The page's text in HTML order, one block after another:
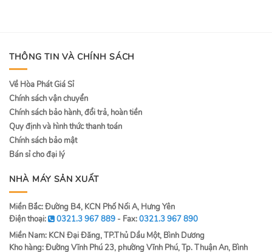
THÔNG TIN VÀ CHÍNH SÁCH
Về Hòa Phát Giá Sỉ
Chính sách vận chuyển
Chính sách bảo hành, đổi trả, hoàn tiền
Quy định và hình thức thanh toán
Chính sách bảo mật
Bán sỉ cho đại lý
NHÀ MÁY SẢN XUẤT
Miền Bắc: Đường B4, KCN Phố Nối A, Hưng Yên
Điện thoại:
0321.3 967 889 - Fax:0321.3 967 890
Miền Nam: KCN Đại Đăng, TP.Thủ Dầu Một, Bình Dương
Kho hàng: Đường Vĩnh Phú 23, phường Vĩnh Phú, Tp. Thuận An, Bình